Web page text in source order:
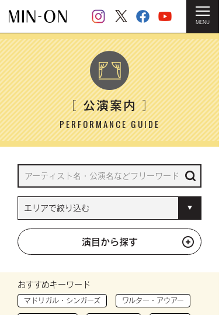
MENU
HOME ＞ 公演案内
［公演案内］
PERFORMANCE GUIDE
演目から探す
おすすめキーワード
マドリガル・シンガーズ ワルター・アウアー